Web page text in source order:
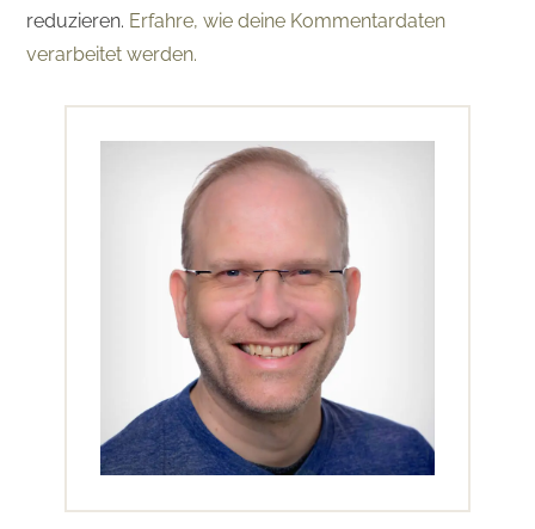
reduzieren. Erfahre, wie deine Kommentardaten
verarbeitet werden.